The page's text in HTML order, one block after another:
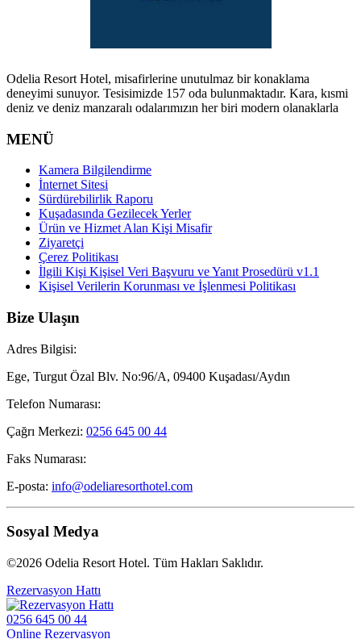
Odelia Resort Hotel, misafirlerine unutulmaz bir konaklama
deneyimi sunuyor. Tesisimizde 157 oda bulunmaktadır. Kara, kısmi
deniz ve deniz manzaralı odalarımızın her biri modern olanaklarla
MENÜ
Kamera Bilgilendirme
İnternet Sitesi
Sürdürebilirlik Raporu
Kuşadasında Gezilecek Yerler
Ürün ve Hizmet Alan Kişi Misafir
Ziyaretçi
Çerez Politikası
İlgili Kişi Kişisel Veri Başvuru ve Yanıt Prosedürü v1.1
Kişisel Verilerin Korunması ve İşlenmesi Politikası
Bize Ulaşın
Adres Bilgisi:
Ege, Turgut Özal Blv. No:96/A, 09400 Kuşadası/Aydın
Telefon Numarası:
Çağrı Merkezi: 0256 645 00 44
Faks Numarası:
E-posta: info@odeliaresorthotel.com
Sosyal Medya
©2026 Odelia Resort Hotel. Tüm Hakları Saklıdır.
Rezervasyon Hattı
0256 645 00 44
Online Rezervasyon